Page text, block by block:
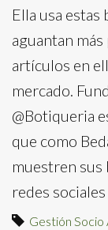
Ella usa estas
aguantan
artículos en
mercado.
@Botiqueria
que como
muestren sus
redes
Gestión Socio